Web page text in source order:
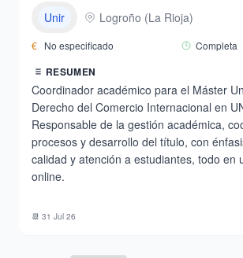
Unir Logroño (La Rioja)
€ No especificado Completa
RESUMEN
Coordinador académico para el Máster
Derecho del Comercio Internacional en
Responsable de la gestión académica,
procesos y desarrollo del título, con
calidad y atención a estudiantes, todo en
online.
📆 31 Jul 26